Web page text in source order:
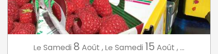
Le Samedi 8 Août ,Le Samedi 15 Août , ...